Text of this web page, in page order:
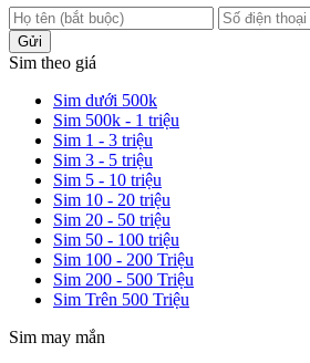
Gửi
Sim theo giá
Sim dưới 500k
Sim 500k - 1 triệu
Sim 1 - 3 triệu
Sim 3 - 5 triệu
Sim 5 - 10 triệu
Sim 10 - 20 triệu
Sim 20 - 50 triệu
Sim 50 - 100 triệu
Sim 100 - 200 Triệu
Sim 200 - 500 Triệu
Sim Trên 500 Triệu
Sim may mắn